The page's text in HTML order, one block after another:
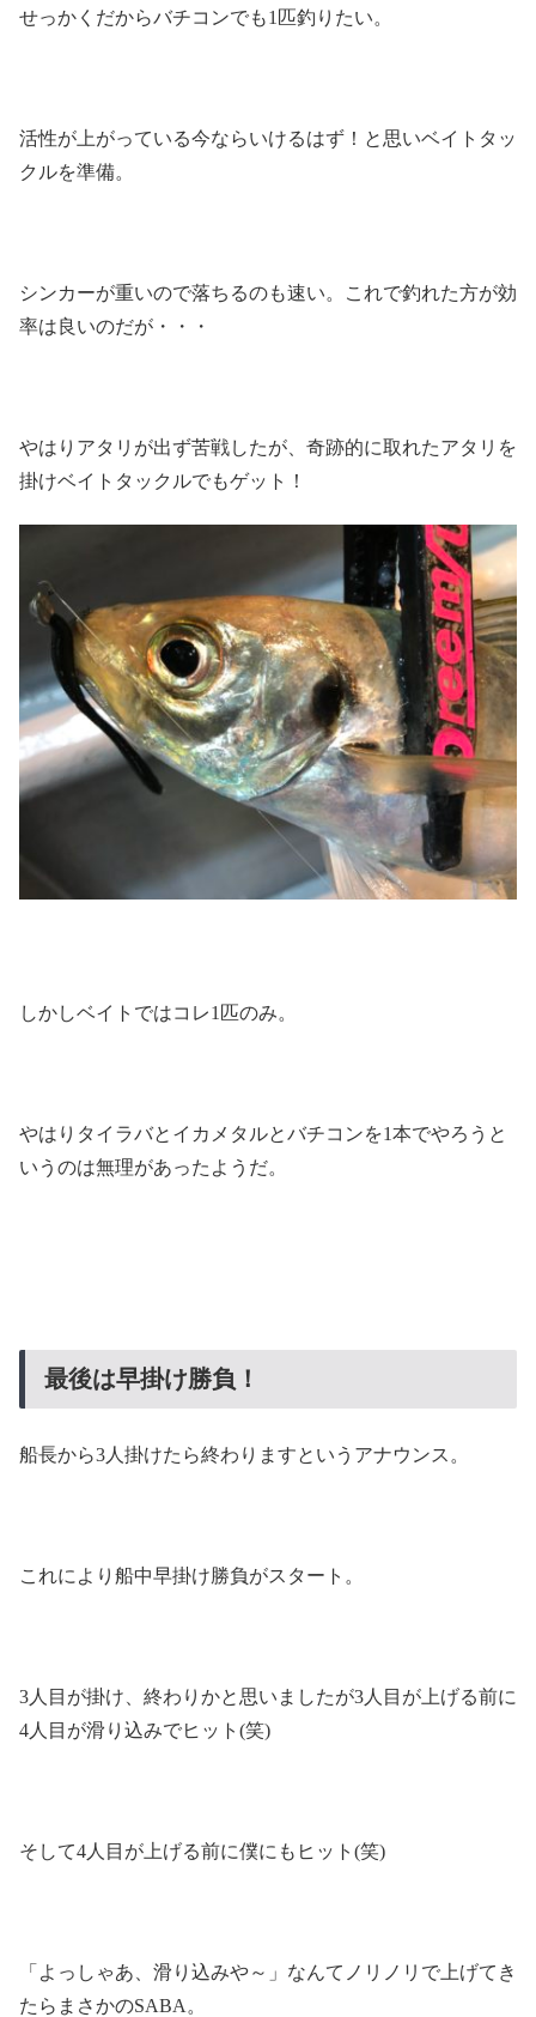
せっかくだからバチコンでも1匹釣りたい。
活性が上がっている今ならいけるはず！と思いベイトタッ
クルを準備。
シンカーが重いので落ちるのも速い。これで釣れた方が効
率は良いのだが・・・
やはりアタリが出ず苦戦したが、奇跡的に取れたアタリを
掛けベイトタックルでもゲット！
しかしベイトではコレ1匹のみ。
やはりタイラバとイカメタルとバチコンを1本でやろうと
いうのは無理があったようだ。
最後は早掛け勝負！
船長から3人掛けたら終わりますというアナウンス。
これにより船中早掛け勝負がスタート。
3人目が掛け、終わりかと思いましたが3人目が上げる前に
4人目が滑り込みでヒット(笑)
そして4人目が上げる前に僕にもヒット(笑)
「よっしゃあ、滑り込みや～」なんてノリノリで上げてき
たらまさかのSABA。